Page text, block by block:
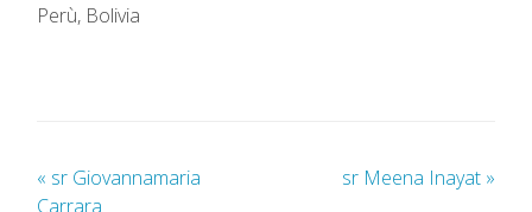
Perù, Bolivia
« sr Giovannamaria
Carrara
sr Meena Inayat »